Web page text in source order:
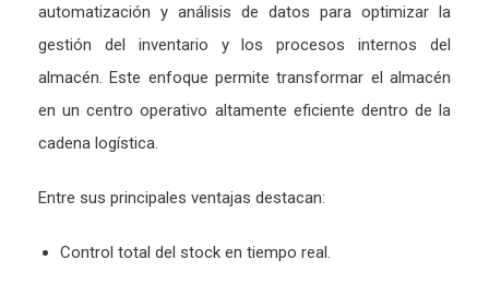
automatización y análisis de datos para optimizar la
gestión del inventario y los procesos internos del
almacén. Este enfoque permite transformar el almacén
en un centro operativo altamente eficiente dentro de la
cadena logística.
Entre sus principales ventajas destacan:
Control total del stock en tiempo real.